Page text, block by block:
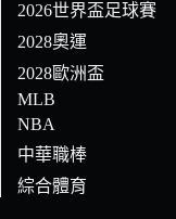
2026世界盃足球賽
2028奧運
2028歐洲盃
MLB
NBA
中華職棒
綜合體育